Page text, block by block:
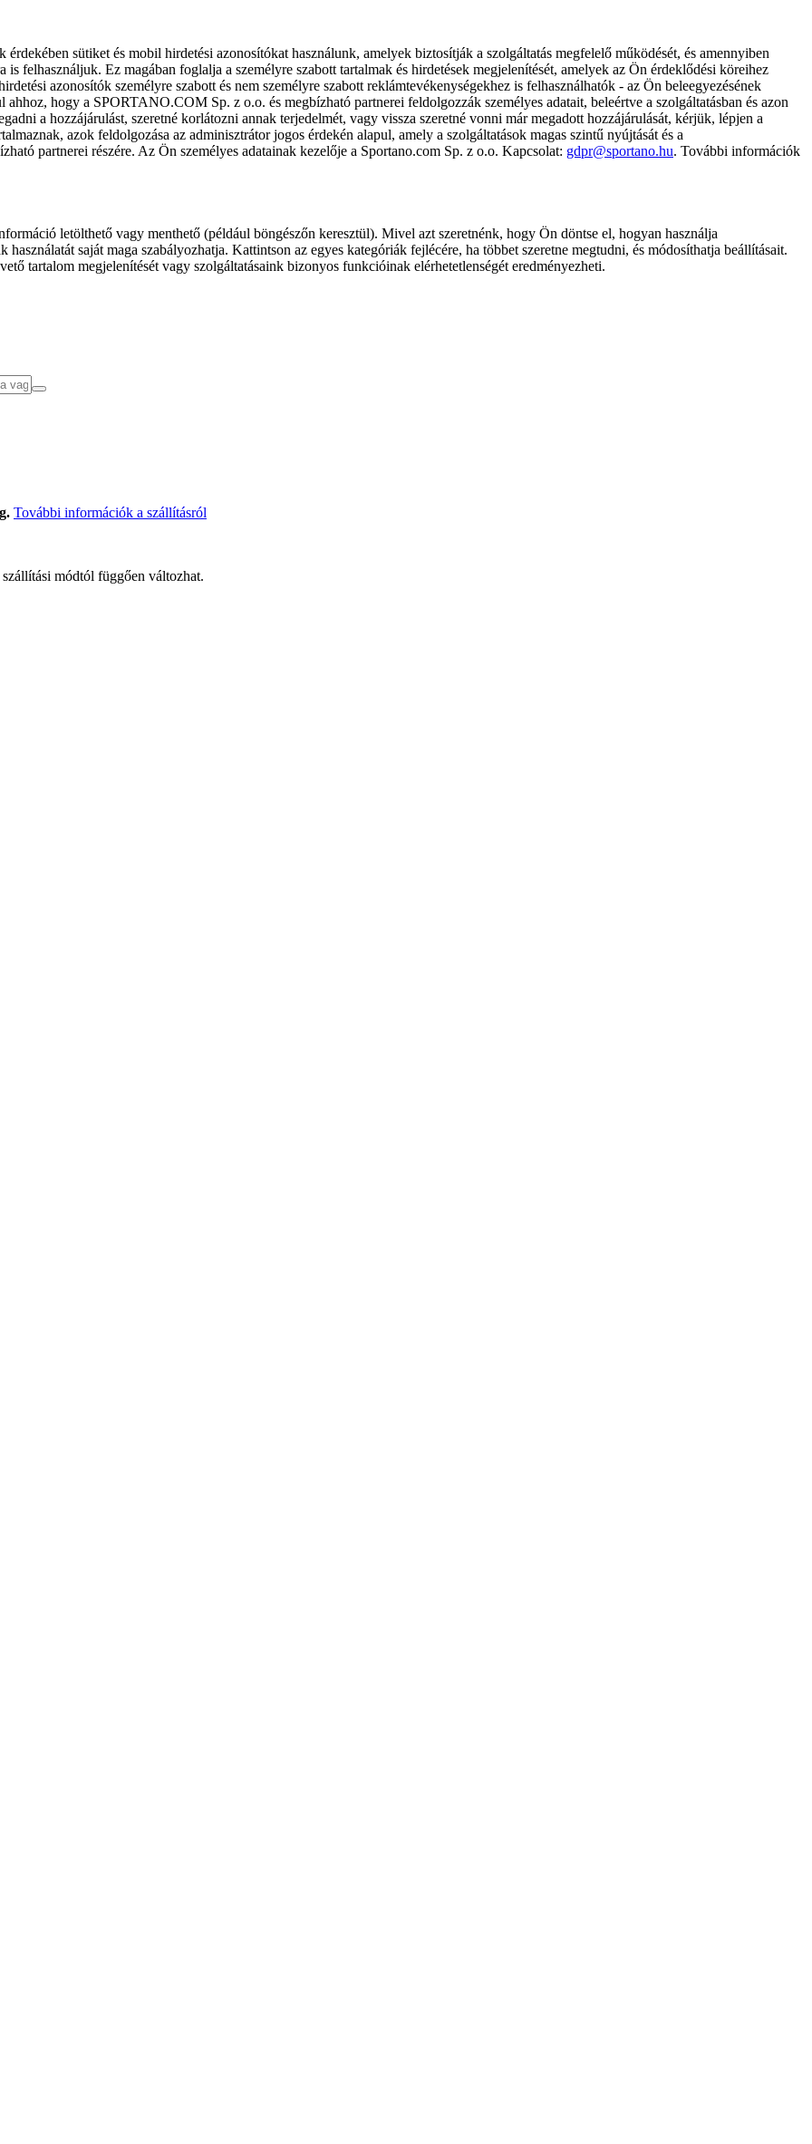
sütiket és mobil hirdetési azonosítókat használunk, amelyek biztosítják a szolgáltatás megfelelő működését, és amennyiben
is felhasználjuk. Ez magában foglalja a személyre szabott tartalmak és hirdetések megjelenítését, amelyek az Ön érdeklődési köreihez
azonosítók személyre szabott és nem személyre szabott reklámtevékenységekhez is felhasználhatók - az Ön beleegyezésének
hogy a SPORTANO.COM Sp. z o.o. és megbízható partnerei feldolgozzák személyes adatait, beleértve a szolgáltatásban és azon
a hozzájárulást, szeretné korlátozni annak terjedelmét, vagy vissza szeretné vonni már megadott hozzájárulását, kérjük, lépjen a
azok feldolgozása az adminisztrátor jogos érdekén alapul, amely a szolgáltatások magas szintű nyújtását és a
partnerei részére. Az Ön személyes adatainak kezelője a Sportano.com Sp. z o.o. Kapcsolat: gdpr@sportano.hu. További információk
letölthető vagy menthető (például böngészőn keresztül). Mivel azt szeretnénk, hogy Ön döntse el, hogyan használja
saját maga szabályozhatja. Kattintson az egyes kategóriák fejlécére, ha többet szeretne megtudni, és módosíthatja beállításait.
tartalom megjelenítését vagy szolgáltatásaink bizonyos funkcióinak elérhetetlenségét eredményezheti.
További információk a szállításról
módtól függően változhat.